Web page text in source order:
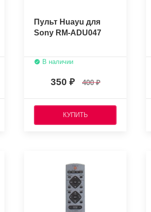
Пульт Huayu для
Sony RM-ADU047
В наличии
350 400
КУПИТЬ